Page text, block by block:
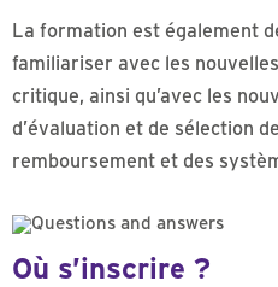
La formation est également
familiariser avec les
critique, ainsi qu’avec les
d’évaluation et de sélection
remboursement et des
Où s’inscrire ?